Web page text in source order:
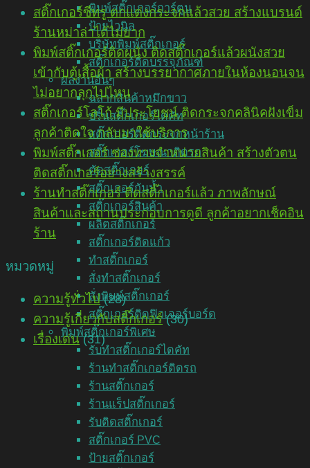
พิมพ์สติ๊กเกอร์การ์ตูน
ป้ายไวนิล
บริษัทพิมพ์สติ๊กเกอร์
สติ๊กเกอร์ติดบรรจุภัณฑ์
ผลงานอื่นๆ
ฉลากสินค้าหมึกขาว
ปริ้นสติ๊กเกอร์ไดคัท
สติ๊กเกอร์ติดกระจกหน้าร้าน
สติ๊กเกอร์โฆษณาติดรถ
ตัดสติ๊กเกอร์
สติ๊กเกอร์กันน้ำ
สติ๊กเกอร์สินค้า
ผลิตสติ๊กเกอร์
สติ๊กเกอร์ติดแก้ว
ทำสติ๊กเกอร์
สั่งทำสติ๊กเกอร์
สั่งพิมพ์สติ๊กเกอร์
สติ๊กเกอร์ติดฟิวเจอร์บอร์ด
พิมพ์สติ๊กเกอร์พิเศษ
รับทำสติ๊กเกอร์ไดคัท
ร้านทำสติ๊กเกอร์ติดรถ
ร้านสติ๊กเกอร์
ร้านแร็ปสติ๊กเกอร์
รับติดสติ๊กเกอร์
สติ๊กเกอร์ PVC
ป้ายสติ๊กเกอร์
สติ๊กเกอร์ซีทรู ตกแต่งกระจกแล้วสวย สร้างแบรนด์
ร้านหม่าล่าได้ไม่ยาก
พิมพ์สติ๊กเกอร์ติดผนัง ติดสติ๊กเกอร์แล้วผนังสวย
เข้ากับตู้เสื้อผ้า สร้างบรรยากาศภายในห้องนอนจน
ไม่อยากลุกไปไหน
สติ๊กเกอร์โลโก้ มีประโยชน์ ติดกระจกคลินิคฝังเข็ม
ลูกค้าติดใจ กลับมาใช้บริการ
พิมพ์สติ๊กเกอร์ ช่องทางจำหน่ายสินค้า สร้างตัวตน
ติดสติ๊กเกอร์อย่างสร้างสรรค์
ร้านทำสติ๊กเกอร์ ติดสติ๊กเกอร์แล้ว ภาพลักษณ์
สินค้าและสถานประกอบการดูดี ลูกค้าอยากเช็คอิน
ร้าน
หมวดหมู่
ความรู้ทั่วไป(28)
ความรู้เกี่ยวกับสติ๊กเกอร์(30)
เรื่องเด่น(31)